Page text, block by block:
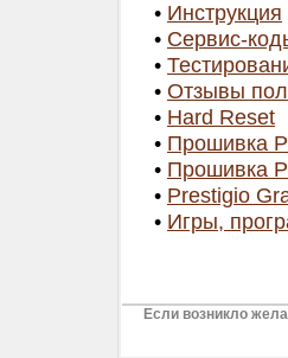
• Инструкция
• Сервис-
•
• Отзывы
• Hard Reset
• Прошивка
• Прошивка
• Prestigio
• Игры,
Если возникло